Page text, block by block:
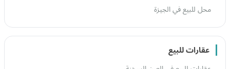
محل للبيع في الجيزة
عقارات للبيع